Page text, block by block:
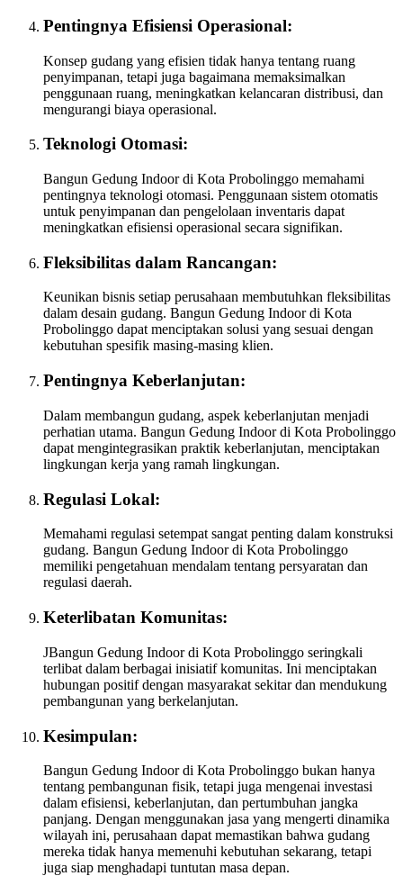
Pentingnya Efisiensi Operasional:
Konsep gudang yang efisien tidak hanya tentang ruang
penyimpanan, tetapi juga bagaimana memaksimalkan
penggunaan ruang, meningkatkan kelancaran distribusi, dan
mengurangi biaya operasional.
Teknologi Otomasi:
Bangun Gedung Indoor di Kota Probolinggo memahami
pentingnya teknologi otomasi. Penggunaan sistem otomatis
untuk penyimpanan dan pengelolaan inventaris dapat
meningkatkan efisiensi operasional secara signifikan.
Fleksibilitas dalam Rancangan:
Keunikan bisnis setiap perusahaan membutuhkan fleksibilitas
dalam desain gudang. Bangun Gedung Indoor di Kota
Probolinggo dapat menciptakan solusi yang sesuai dengan
kebutuhan spesifik masing-masing klien.
Pentingnya Keberlanjutan:
Dalam membangun gudang, aspek keberlanjutan menjadi
perhatian utama. Bangun Gedung Indoor di Kota Probolinggo
dapat mengintegrasikan praktik keberlanjutan, menciptakan
lingkungan kerja yang ramah lingkungan.
Regulasi Lokal:
Memahami regulasi setempat sangat penting dalam konstruksi
gudang. Bangun Gedung Indoor di Kota Probolinggo
memiliki pengetahuan mendalam tentang persyaratan dan
regulasi daerah.
Keterlibatan Komunitas:
JBangun Gedung Indoor di Kota Probolinggo seringkali
terlibat dalam berbagai inisiatif komunitas. Ini menciptakan
hubungan positif dengan masyarakat sekitar dan mendukung
pembangunan yang berkelanjutan.
Kesimpulan:
Bangun Gedung Indoor di Kota Probolinggo bukan hanya
tentang pembangunan fisik, tetapi juga mengenai investasi
dalam efisiensi, keberlanjutan, dan pertumbuhan jangka
panjang. Dengan menggunakan jasa yang mengerti dinamika
wilayah ini, perusahaan dapat memastikan bahwa gudang
mereka tidak hanya memenuhi kebutuhan sekarang, tetapi
juga siap menghadapi tuntutan masa depan.